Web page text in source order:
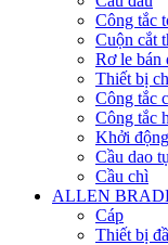
Công tắc
Cuộn cắt
Rơ le bán
Thiết bị
Công tắc
Công tắc
Khởi
Cầu dao
Cầu chì
ALLEN
Cáp
Thiết bị